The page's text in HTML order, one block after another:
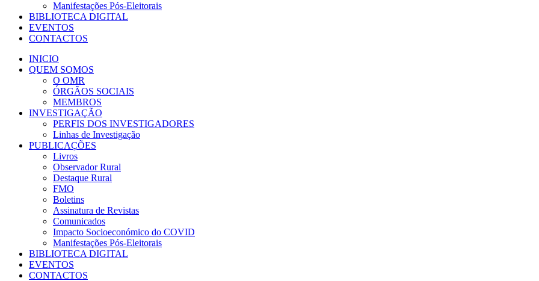
Manifestações Pós-Eleitorais
BIBLIOTECA DIGITAL
EVENTOS
CONTACTOS
INICIO
QUEM SOMOS
O OMR
ÓRGÃOS SOCIAIS
MEMBROS
INVESTIGAÇÃO
PERFIS DOS INVESTIGADORES
Linhas de Investigação
PUBLICAÇÕES
Livros
Observador Rural
Destaque Rural
FMO
Boletins
Assinatura de Revistas
Comunicados
Impacto Socioeconómico do COVID
Manifestações Pós-Eleitorais
BIBLIOTECA DIGITAL
EVENTOS
CONTACTOS